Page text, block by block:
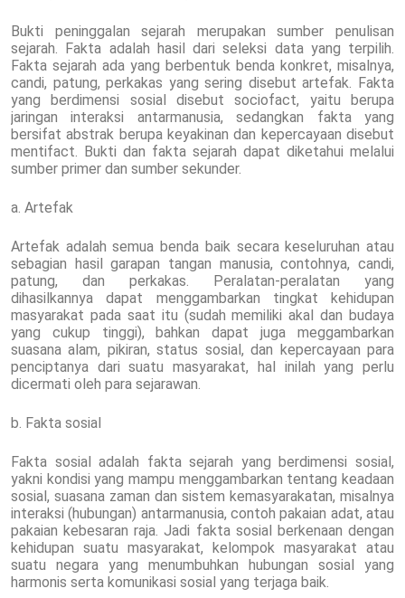
Bukti peninggalan sejarah merupakan sumber penulisan
sejarah. Fakta adalah hasil dari seleksi data yang terpilih.
Fakta sejarah ada yang berbentuk benda konkret, misalnya,
candi, patung, perkakas yang sering disebut artefak. Fakta
yang berdimensi sosial disebut sociofact, yaitu berupa
jaringan interaksi antarmanusia, sedangkan fakta yang
bersifat abstrak berupa keyakinan dan kepercayaan disebut
mentifact. Bukti dan fakta sejarah dapat diketahui melalui
sumber primer dan sumber sekunder.
a. Artefak
Artefak adalah semua benda baik secara keseluruhan atau
sebagian hasil garapan tangan manusia, contohnya, candi,
patung, dan perkakas. Peralatan-peralatan yang
dihasilkannya dapat menggambarkan tingkat kehidupan
masyarakat pada saat itu (sudah memiliki akal dan budaya
yang cukup tinggi), bahkan dapat juga meggambarkan
suasana alam, pikiran, status sosial, dan kepercayaan para
penciptanya dari suatu masyarakat, hal inilah yang perlu
dicermati oleh para sejarawan.
b. Fakta sosial
Fakta sosial adalah fakta sejarah yang berdimensi sosial,
yakni kondisi yang mampu menggambarkan tentang keadaan
sosial, suasana zaman dan sistem kemasyarakatan, misalnya
interaksi (hubungan) antarmanusia, contoh pakaian adat, atau
pakaian kebesaran raja. Jadi fakta sosial berkenaan dengan
kehidupan suatu masyarakat, kelompok masyarakat atau
suatu negara yang menumbuhkan hubungan sosial yang
harmonis serta komunikasi sosial yang terjaga baik.